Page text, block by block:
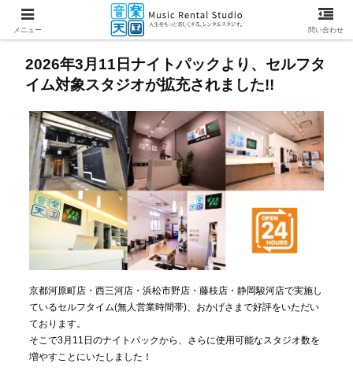
2026年3月11日ナイトパックより、セルフタ
イム対象スタジオが拡充されました!!
京都河原町店・西三河店・浜松市野店・藤枝店・静岡駿河店で実施し
ているセルフタイム(無人営業時間帯)、おかげさまで好評をいただい
ております。
そこで3月11日のナイトパックから、さらに使用可能なスタジオ数を
増やすことにいたしました！
メニュー 問い合わせ